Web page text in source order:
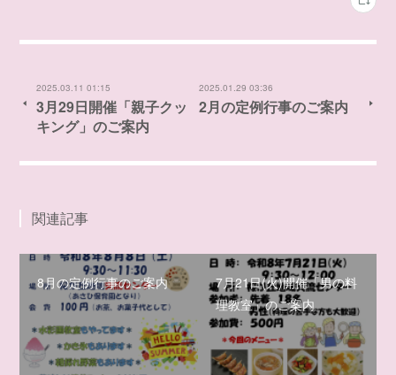
2025.03.11 01:15
3月29日開催「親子クッ
キング」のご案内
2025.01.29 03:36
2月の定例行事のご案内
関連記事
8月の定例行事のご案内
7月21日(火)開催「男の料
理教室」のご案内